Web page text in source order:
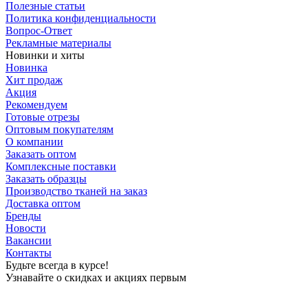
Полезные статьи
Политика конфиденциальности
Вопрос-Ответ
Рекламные материалы
Новинки и хиты
Новинка
Хит продаж
Акция
Рекомендуем
Готовые отрезы
Оптовым покупателям
О компании
Заказать оптом
Комплексные поставки
Заказать образцы
Производство тканей на заказ
Доставка оптом
Бренды
Новости
Вакансии
Контакты
Будьте всегда в курсе!
Узнавайте о скидках и акциях первым